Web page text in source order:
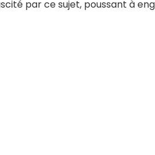
par ce sujet, poussant à